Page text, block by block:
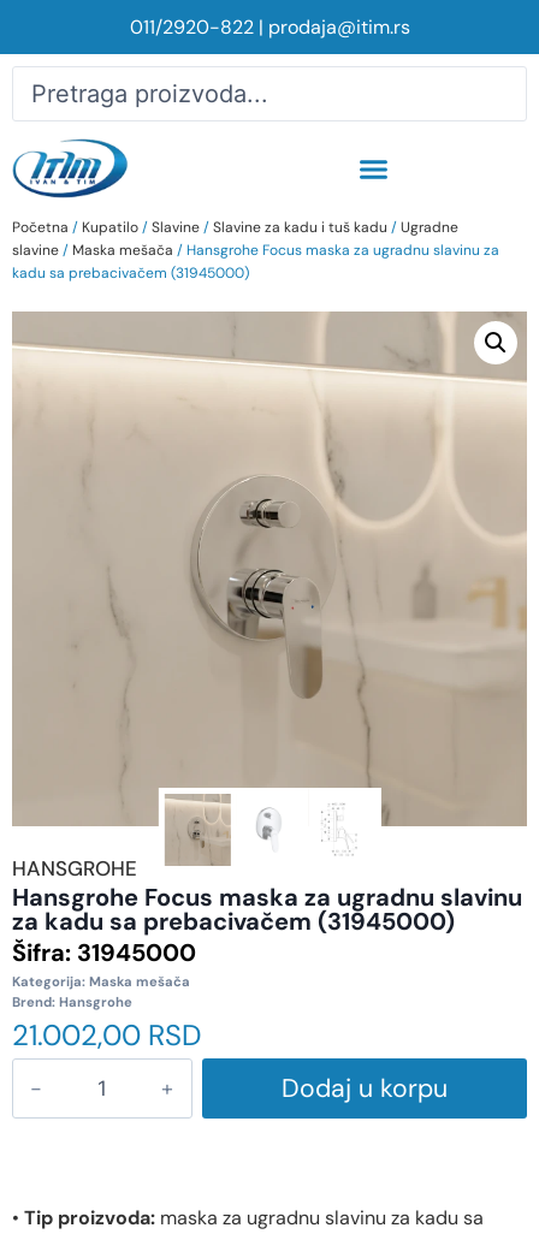
011/2920-822| prodaja@itim.rs
Početna / Kupatilo/Slavine/Slavine za kadu i tuš kadu /Ugradne
slavine/ Maska mešača / Hansgrohe Focus maska za ugradnu slavinu za
kadu sa prebacivačem (31945000)
HANSGROHE
Hansgrohe Focus maska za ugradnu slavinu
za kadu sa prebacivačem (31945000)
Šifra: 31945000
Kategorija: Maska mešača
Brend: Hansgrohe
21.002,00 RSD
Dodaj u korpu
• Tip proizvoda: maska za ugradnu slavinu za kadu sa